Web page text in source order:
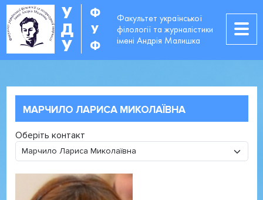
У
Д
У
Ф
У
Ф
Факультет української
філології та журналістики
імені Андрія Малишка
МАРЧИЛО ЛАРИСА МИКОЛАЇВНА
Оберіть контакт